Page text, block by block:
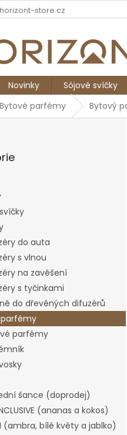
store.cz
Novinky Sójové svíčky
Bytové parfémy Bytový
do auta
s vlnou
na zavěšení
s tyčinkami
do dřevěných difuzérů
parfémy
šance (doprodej)
(ananas a kokos)
(ambra, bílé květy a jablko)